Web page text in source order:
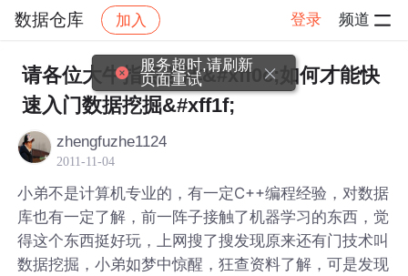
数据仓库 加入 登录 频道
社区 数据仓库 帖子详情
请各位大牛指点迷津&#xff0c;如何才能快
速入门数据挖掘&#xff1f;
zhengfuzhe1124
2011-11-04
小弟不是计算机专业的，有一定C++编程经验，对数据
库也有一定了解，前一阵子接触了机器学习的东西，觉
得这个东西挺好玩，上网搜了搜发现原来还有门技术叫
数据挖掘，小弟如梦中惊醒，狂查资料了解，可是发现
服务超时,请刷新
页面重试